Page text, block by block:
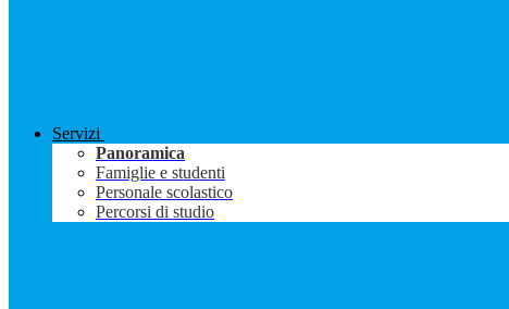
Servizi
Panoramica
Famiglie e studenti
Personale scolastico
Percorsi di studio